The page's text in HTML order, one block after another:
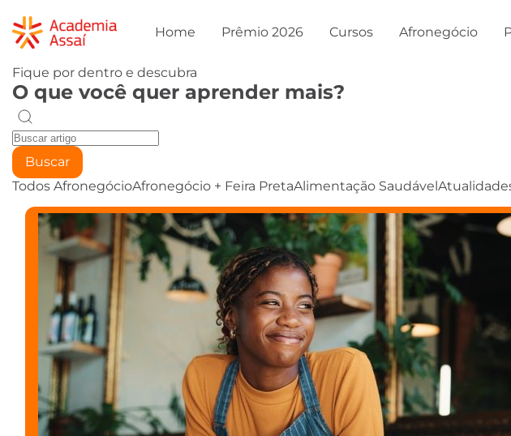
Home Prêmio 2026 Cursos Afronegócio
Fique por dentro e descubra
O que você quer aprender mais?
Buscar
Todos AfronegócioAfronegócio + Feira PretaAlimentação Saudável